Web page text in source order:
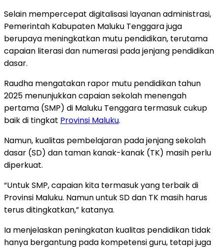
Selain mempercepat digitalisasi layanan administrasi,
Pemerintah Kabupaten Maluku Tenggara juga
berupaya meningkatkan mutu pendidikan, terutama
capaian literasi dan numerasi pada jenjang pendidikan
dasar.
Raudha mengatakan rapor mutu pendidikan tahun
2025 menunjukkan capaian sekolah menengah
pertama (SMP) di Maluku Tenggara termasuk cukup
baik di tingkat Provinsi Maluku.
Namun, kualitas pembelajaran pada jenjang sekolah
dasar (SD) dan taman kanak-kanak (TK) masih perlu
diperkuat.
“Untuk SMP, capaian kita termasuk yang terbaik di
Provinsi Maluku. Namun untuk SD dan TK masih harus
terus ditingkatkan,” katanya.
Ia menjelaskan peningkatan kualitas pendidikan tidak
hanya bergantung pada kompetensi guru, tetapi juga